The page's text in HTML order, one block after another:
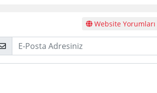
Website Yorumları